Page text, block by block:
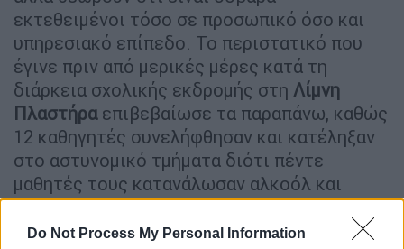
Do Not Process My Personal Information
εκτεθειμένοι τόσο σε προσωπικό όσο και
υπηρεσιακό επίπεδο. Το περιστατικό που
έγινε πριν από μερικές μέρες κατά τη
διάρκεια σχολικής εκδρομής στη Λίμνη
Πλαστήραεπιβεβαίωσε τα παραπάνω, καθώς
12 καθηγητές συνελήφθησαν και κατέληξαν
στο αστυνομικό τμήματα διότι πέντε
μαθητές τους κατανάλωσαν αλκοόλ και
μάλιστα ένας από αυτούς μέθυσε τόσο πολύ
που μεταφέρθηκε στο νοσοκομείο για τις